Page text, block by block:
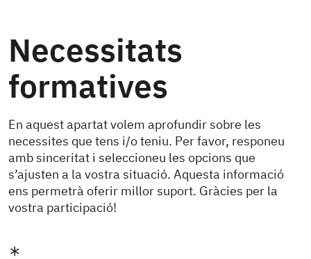
Necessitats
formatives
En aquest apartat volem aprofundir sobre les
necessites que tens i/o teniu. Per favor, responeu
amb sinceritat i seleccioneu les opcions que
s’ajusten a la vostra situació. Aquesta informació
ens permetrà oferir millor suport. Gràcies per la
vostra participació!